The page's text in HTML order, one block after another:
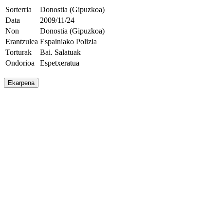
Sorterria
Donostia (Gipuzkoa)
Data
2009/11/24
Non
Donostia (Gipuzkoa)
Erantzulea Espainiako Polizia
Torturak
Bai. Salatuak
Ondorioa
Espetxeratua